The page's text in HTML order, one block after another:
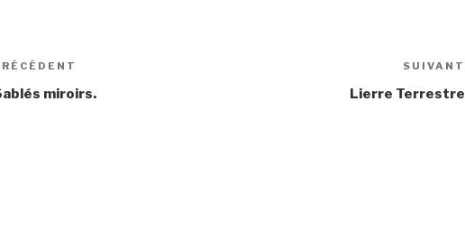
miroirs.
SUIVANT
Lierre Terrestre